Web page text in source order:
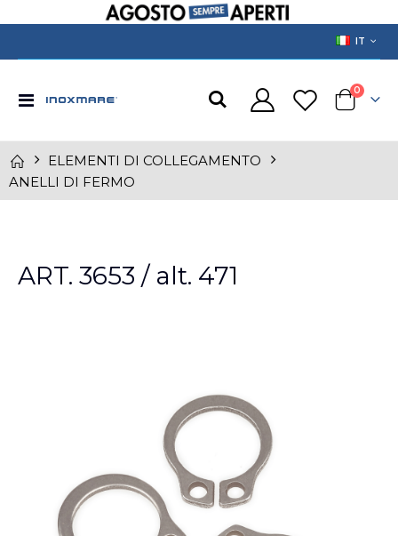
LANGUAGE
IT
Toggle
Cart
0prodotti
ELEMENTI DI COLLEGAMENTO
ANELLI DI FERMO
to
ART. 3653 / alt. 471